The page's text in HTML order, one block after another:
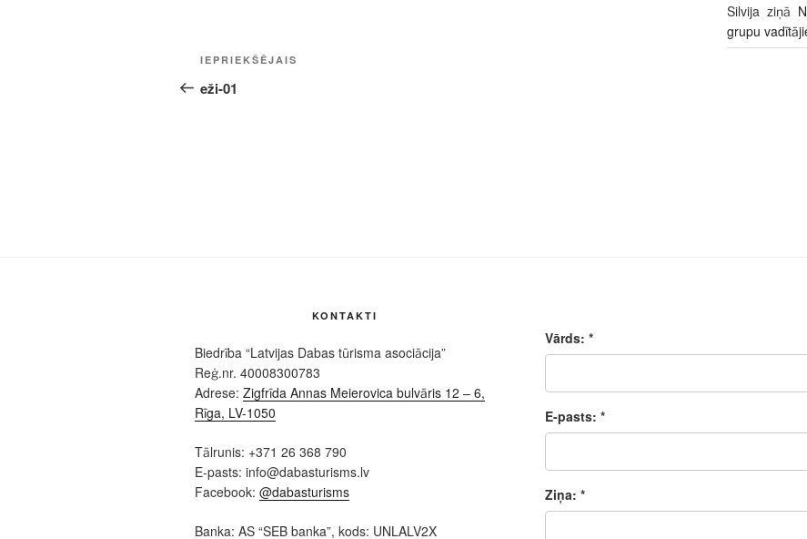
Ziņu
izvēlne
Iepriekšējā
ziņa:
IEPRIEKŠĒJAIS
eži-01
Silvija ziņā
grupu
KONTAKTI
Biedrība “Latvijas Dabas tūrisma asociācija”
Reģ.nr. 40008300783
Adrese: Zigfrīda Annas Meierovica bulvāris 12 – 6,
Rīga, LV-1050
Tālrunis: +371 26 368 790
E-pasts: info@dabasturisms.lv
Facebook: @dabasturisms
Banka: AS “SEB banka”, kods: UNLALV2X
Vārds: *
E-pasts: *
Ziņa: *